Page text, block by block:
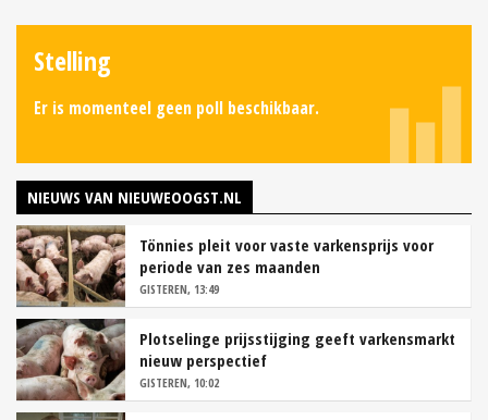
Stelling
Er is momenteel geen poll beschikbaar.
NIEUWS VAN NIEUWEOOGST.NL
Tönnies pleit voor vaste varkensprijs voor
periode van zes maanden
GISTEREN, 13:49
Plotselinge prijsstijging geeft varkensmarkt
nieuw perspectief
GISTEREN, 10:02